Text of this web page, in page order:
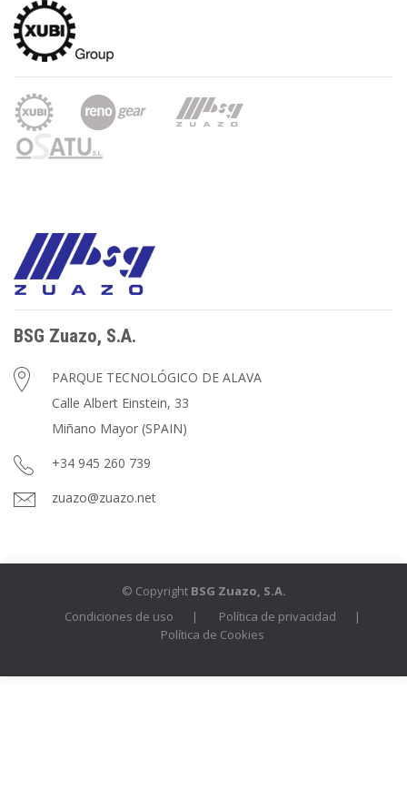
BSG Zuazo, S.A.
PARQUE TECNOLÓGICO DE ALAVA
Calle Albert Einstein, 33
Miñano Mayor (SPAIN)
+34 945 260 739
zuazo@zuazo.net
© Copyright BSG Zuazo, S.A.
Condiciones de uso
Política de privacidad
Política de Cookies